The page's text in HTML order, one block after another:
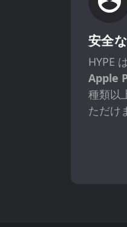
安全
HYPE は
Apple
種類以
ただけ